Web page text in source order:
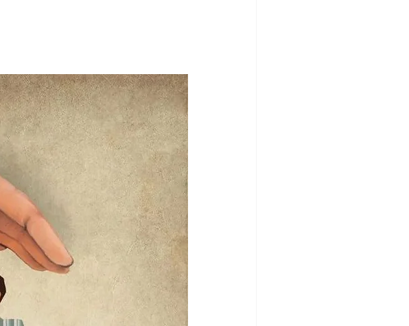
案例分析 Case Study